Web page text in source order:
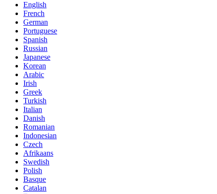
English
French
German
Portuguese
Spanish
Russian
Japanese
Korean
Arabic
Irish
Greek
Turkish
Italian
Danish
Romanian
Indonesian
Czech
Afrikaans
Swedish
Polish
Basque
Catalan